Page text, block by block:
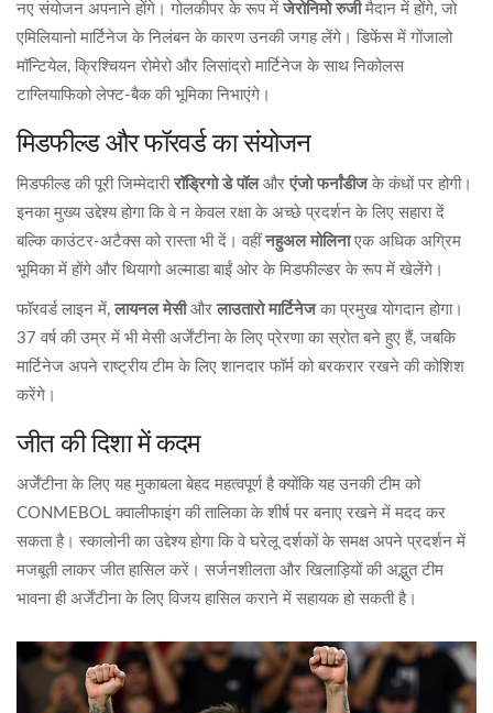
नए संयोजन अपनाने होंगे। गोलकीपर के रूप में जेरोनिमो रुजीमैदान में होंगे, जो
एमिलियानो मार्टिनेज के निलंबन के कारण उनकी जगह लेंगे। डिफेंस में गोंजालो
मॉन्टियेल, क्रिश्चियन रोमेरो और लिसांद्रो मार्टिनेज के साथ निकोलस
टाग्लियाफिको लेफ्ट-बैक की भूमिका निभाएंगे।
मिडफील्ड और फॉरवर्ड का संयोजन
मिडफील्ड की पूरी जिम्मेदारी रॉड्रिगो डे पॉलऔर एंजो फर्नांडीजके कंधों पर होगी।
इनका मुख्य उद्देश्य होगा कि वे न केवल रक्षा के अच्छे प्रदर्शन के लिए सहारा दें
बल्कि काउंटर-अटैक्स को रास्ता भी दें। वहीं नहुअल मोलिनाएक अधिक अग्रिम
भूमिका में होंगे और थियागो अल्माडा बाईं ओर के मिडफील्डर के रूप में खेलेंगे।
फॉरवर्ड लाइन में, लायनल मेसीऔर लाउतारो मार्टिनेजका प्रमुख योगदान होगा।
37 वर्ष की उम्र में भी मेसी अर्जेंटीना के लिए प्रेरणा का स्रोत बने हुए हैं, जबकि
मार्टिनेज अपने राष्ट्रीय टीम के लिए शानदार फॉर्म को बरकरार रखने की कोशिश
करेंगे।
जीत की दिशा में कदम
अर्जेंटीना के लिए यह मुकाबला बेहद महत्वपूर्ण है क्योंकि यह उनकी टीम को
CONMEBOL क्वालीफाइंग की तालिका के शीर्ष पर बनाए रखने में मदद कर
सकता है। स्कालोनी का उद्देश्य होगा कि वे घरेलू दर्शकों के समक्ष अपने प्रदर्शन में
मजबूती लाकर जीत हासिल करें। सर्जनशीलता और खिलाड़ियों की अद्भुत टीम
भावना ही अर्जेंटीना के लिए विजय हासिल कराने में सहायक हो सकती है।